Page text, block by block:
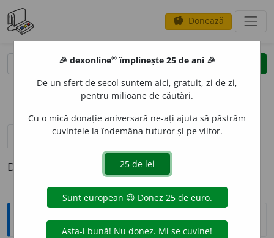
savings Donează
clear
opțiuni
definiții (1) pronunțievolume_up (30)
Definiția cu ID-ul 969826:
Sinonime
🎉 dexonline® împlinește 25 de ani 🎉
De un sfert de secol suntem aici, gratuit, zi de zi,
pentru milioane de căutări.
Cu o mică donație aniversară ne-ați ajuta să păstrăm
cuvintele la îndemâna tuturor și pe viitor.